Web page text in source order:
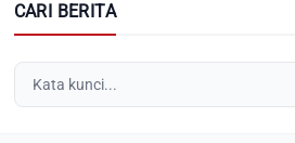
CARI BERITA